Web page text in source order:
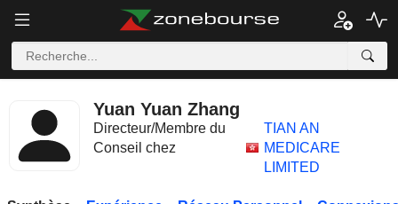
Yuan Yuan Zhang
Directeur/Membre du
Conseil chez
TIAN AN
MEDICARE
LIMITED